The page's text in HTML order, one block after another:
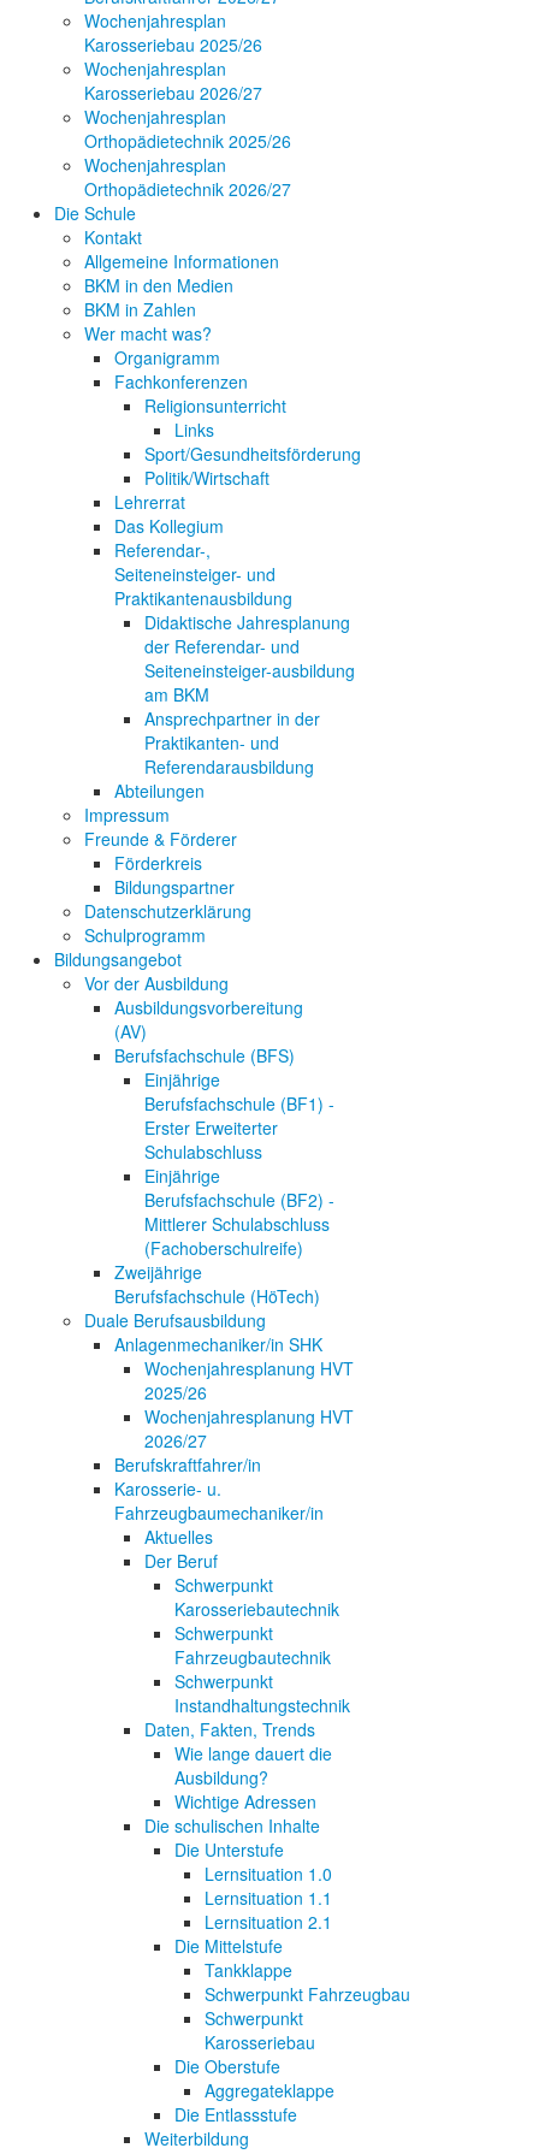
Wochenjahresplan
Karosseriebau 2025/26
Wochenjahresplan
Karosseriebau 2026/27
Wochenjahresplan
Orthopädietechnik 2025/26
Wochenjahresplan
Orthopädietechnik 2026/27
Die Schule
Kontakt
Allgemeine Informationen
BKM in den Medien
BKM in Zahlen
Wer macht was?
Organigramm
Fachkonferenzen
Religionsunterricht
Links
Sport/Gesundheitsförderung
Politik/Wirtschaft
Lehrerrat
Das Kollegium
Referendar-,
Seiteneinsteiger- und
Praktikantenausbildung
Didaktische Jahresplanung
der Referendar- und
Seiteneinsteiger-ausbildung
am BKM
Ansprechpartner in der
Praktikanten- und
Referendarausbildung
Abteilungen
Impressum
Freunde & Förderer
Förderkreis
Bildungspartner
Datenschutzerklärung
Schulprogramm
Bildungsangebot
Vor der Ausbildung
Ausbildungsvorbereitung
(AV)
Berufsfachschule (BFS)
Einjährige
Berufsfachschule (BF1) -
Erster Erweiterter
Schulabschluss
Einjährige
Berufsfachschule (BF2) -
Mittlerer Schulabschluss
(Fachoberschulreife)
Zweijährige
Berufsfachschule (HöTech)
Duale Berufsausbildung
Anlagenmechaniker/in SHK
Wochenjahresplanung HVT
2025/26
Wochenjahresplanung HVT
2026/27
Berufskraftfahrer/in
Karosserie- u.
Fahrzeugbaumechaniker/in
Aktuelles
Der Beruf
Schwerpunkt
Karosseriebautechnik
Schwerpunkt
Fahrzeugbautechnik
Schwerpunkt
Instandhaltungstechnik
Daten, Fakten, Trends
Wie lange dauert die
Ausbildung?
Wichtige Adressen
Die schulischen Inhalte
Die Unterstufe
Lernsituation 1.0
Lernsituation 1.1
Lernsituation 2.1
Die Mittelstufe
Tankklappe
Schwerpunkt Fahrzeugbau
Schwerpunkt
Karosseriebau
Die Oberstufe
Aggregateklappe
Die Entlassstufe
Weiterbildung